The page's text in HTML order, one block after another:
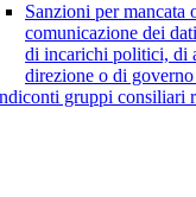
Sanzioni per mancata
comunicazione dei
di incarichi politici, di
direzione o di governo
gruppi consiliari